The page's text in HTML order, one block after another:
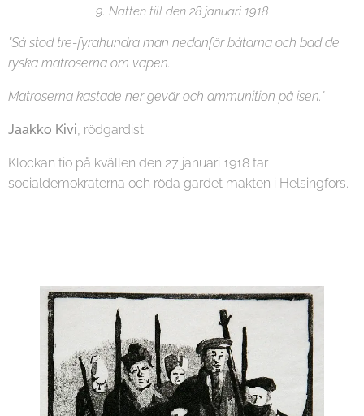
9. Natten till den 28 januari 1918
"Så stod tre-fyrahundra man nedanför båtarna och bad de
ryska matroserna om vapen.
Matroserna kastade ner gevär och ammunition på isen."
Jaakko Kivi, rödgardist.
Klockan tio på kvällen den 27 januari 1918 tar
socialdemokraterna och röda gardet makten i Helsingfors.